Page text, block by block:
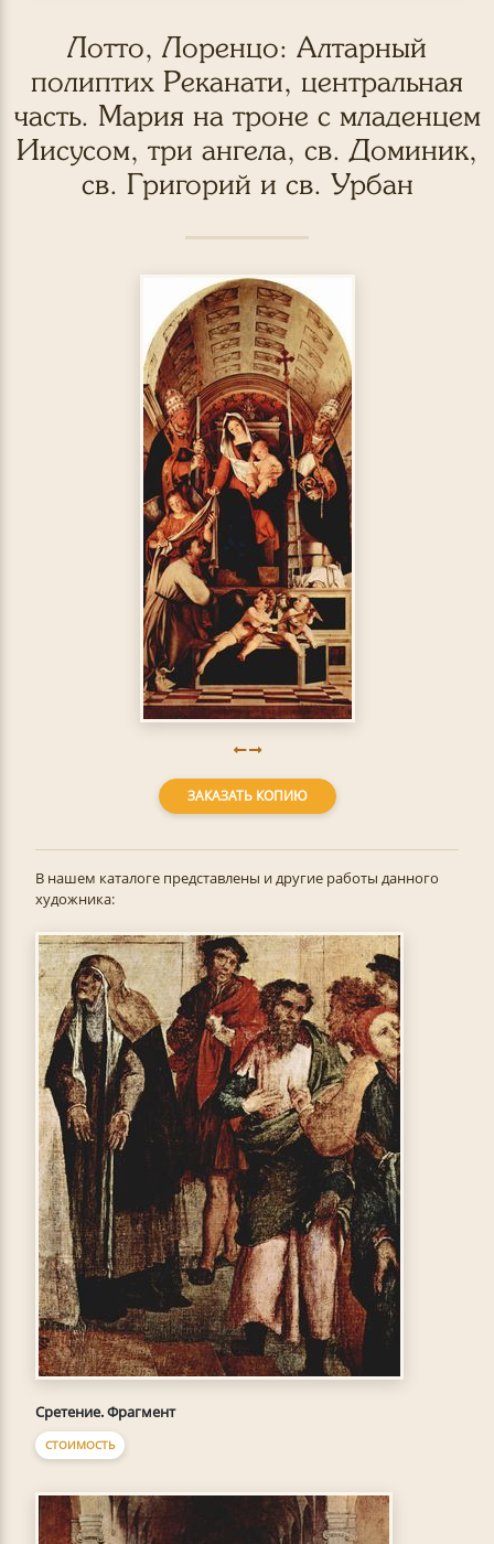
Лотто, Лоренцо: Алтарный
полиптих Реканати, центральная
часть. Мария на троне с младенцем
Иисусом, три ангела, св. Доминик,
св. Григорий и св. Урбан
ЗАКАЗАТЬ КОПИЮ
В нашем каталоге представлены и другие работы данного
художника:
Сретение. Фрагмент
СТОИМОСТЬ